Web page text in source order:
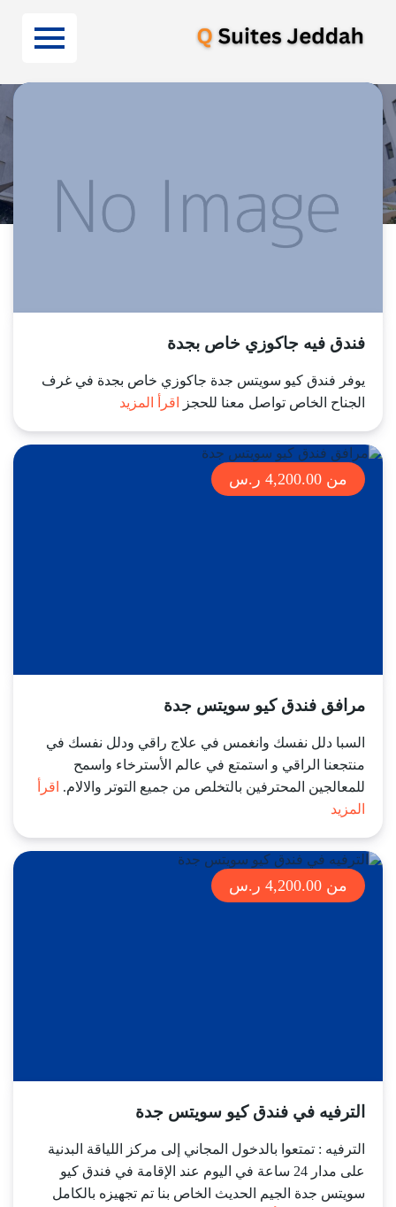
فندق فيه جاكوزي خاص بجدة
يوفر فندق كيو سويتس جدة جاكوزي خاص بجدة في غرف
الجناح الخاص تواصل معنا للحجز
اقرأ المزيد
من 4,200.00 ر.س
مرافق فندق كيو سويتس جدة
السبا دلل نفسك وانغمس في علاج راقي ودلل نفسك في
منتجعنا الراقي و استمتع في عالم الأسترخاء واسمح
للمعالجين المحترفين بالتخلص من جميع التوتر والالام. اقرأ
المزيد
من 4,200.00 ر.س
الترفيه في فندق كيو سويتس جدة
الترفيه : تمتعوا بالدخول المجاني إلى مركز اللياقة البدنية
على مدار 24 ساعة في اليوم عند الإقامة في فندق كيو
سويتس جدة الجيم الحديث الخاص بنا تم تجهيزه بالكامل